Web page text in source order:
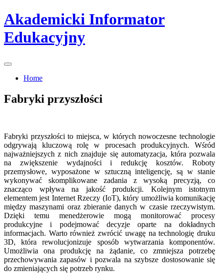
Skip
to
content
Akademicki Informator
Edukacyjny
Home
Fabryki przyszłości
Fabryki przyszłości to miejsca, w których nowoczesne technologie
odgrywają kluczową rolę w procesach produkcyjnych. Wśród
najważniejszych z nich znajduje się automatyzacja, która pozwala
na zwiększenie wydajności i redukcję kosztów. Roboty
przemysłowe, wyposażone w sztuczną inteligencję, są w stanie
wykonywać skomplikowane zadania z wysoką precyzją, co
znacząco wpływa na jakość produkcji. Kolejnym istotnym
elementem jest Internet Rzeczy (IoT), który umożliwia komunikację
między maszynami oraz zbieranie danych w czasie rzeczywistym.
Dzięki temu menedżerowie mogą monitorować procesy
produkcyjne i podejmować decyzje oparte na dokładnych
informacjach. Warto również zwrócić uwagę na technologię druku
3D, która rewolucjonizuje sposób wytwarzania komponentów.
Umożliwia ona produkcję na żądanie, co zmniejsza potrzebę
przechowywania zapasów i pozwala na szybsze dostosowanie się
do zmieniających się potrzeb rynku.